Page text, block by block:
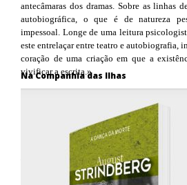
antecâmaras dos dramas. Sobre as linhas
autobiográfica, o que é de natureza
impessoal. Longe de uma leitura
este entrelaçar entre teatro e autobiografia,
coração de uma criação em que a
vivificar a escrita.»
Dele disse Nietzsche referindo a
«Fui surpreendido pela descoberta desta
forma grandiosa a minha própria
processos a guerra, na essência, o ódio
a devida distância uma citação
.
Na Companhia das Ilhas